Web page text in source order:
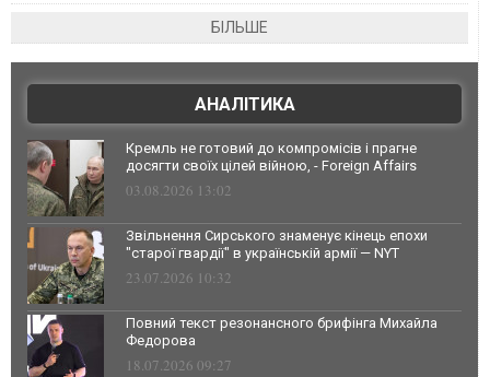
БІЛЬШЕ
АНАЛІТИКА
Кремль не готовий до компромісів і прагне
досягти своїх цілей війною, - Foreign Affairs
03.08.2026 13:02
Звільнення Сирського знаменує кінець епохи
"старої гвардії" в українській армії — NYT
23.07.2026 10:32
Повний текст резонансного брифінга Михайла
Федорова
18.07.2026 09:27